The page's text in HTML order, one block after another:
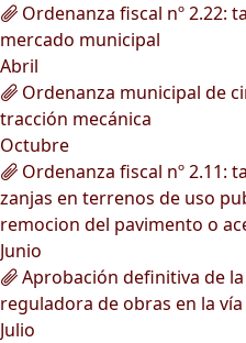
Ordenanza fiscal nº 2.22:
mercado municipal
Abril
Ordenanza municipal de
tracción mecánica
Octubre
Ordenanza fiscal nº 2.11:
zanjas en terrenos de uso
remocion del pavimento o
Junio
Aprobación definitiva de
reguladora de obras en la
Julio